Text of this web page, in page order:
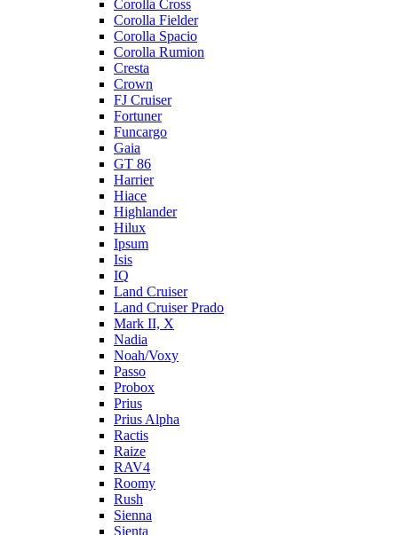
Corolla Cross
Corolla Fielder
Corolla Spacio
Corolla Rumion
Cresta
Crown
FJ Cruiser
Fortuner
Funcargo
Gaia
GT 86
Harrier
Hiace
Highlander
Hilux
Ipsum
Isis
IQ
Land Cruiser
Land Cruiser Prado
Mark II, X
Nadia
Noah/Voxy
Passo
Probox
Prius
Prius Alpha
Ractis
Raize
RAV4
Roomy
Rush
Sienna
Sienta